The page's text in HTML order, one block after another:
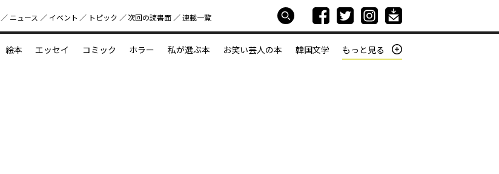
好書好日
ニュース イベント トピック 次回の読書⾯ 連載一覧
絵本 エッセイ コミック ホラー 私が選ぶ本 お笑い芸人の本 韓国文学 もっと見る